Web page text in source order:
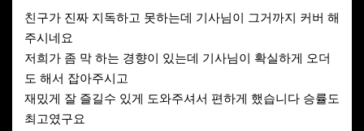
본문
친구가 진짜 지독하고 못하는데 기사님이 그거까지 커버 해
주시네요
저희가 좀 막 하는 경향이 있는데 기사님이 확실하게 오더
도 해서 잡아주시고
재밌게 잘 즐길수 있게 도와주셔서 편하게 했습니다 승률도
최고였구요